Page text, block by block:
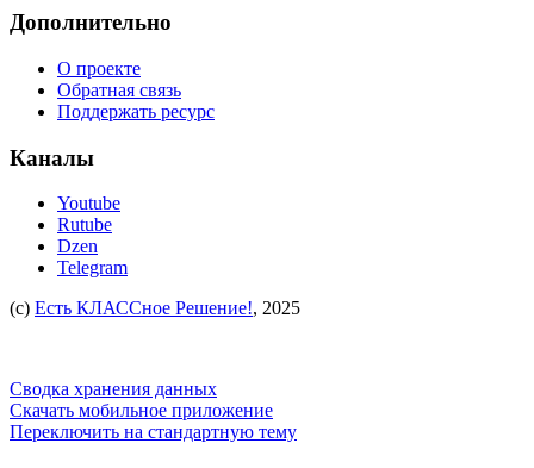
Дополнительно
О проекте
Обратная связь
Поддержать ресурс
Каналы
Youtube
Rutube
Dzen
Telegram
(c) Есть КЛАССное Решение!, 2025
Сводка хранения данных
Скачать мобильное приложение
Переключить на стандартную тему